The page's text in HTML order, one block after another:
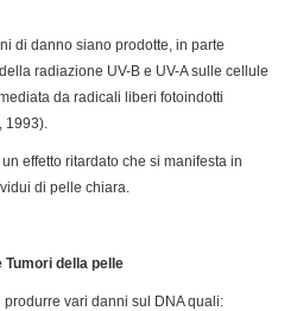
di danno siano prodotte, in parte
radiazione UV-B e UV-A sulle cellule
da radicali liberi fotoindotti
1993).
effetto ritardato che si manifesta in
di pelle chiara.
Tumori della pelle
produrre vari danni sul DNA quali: